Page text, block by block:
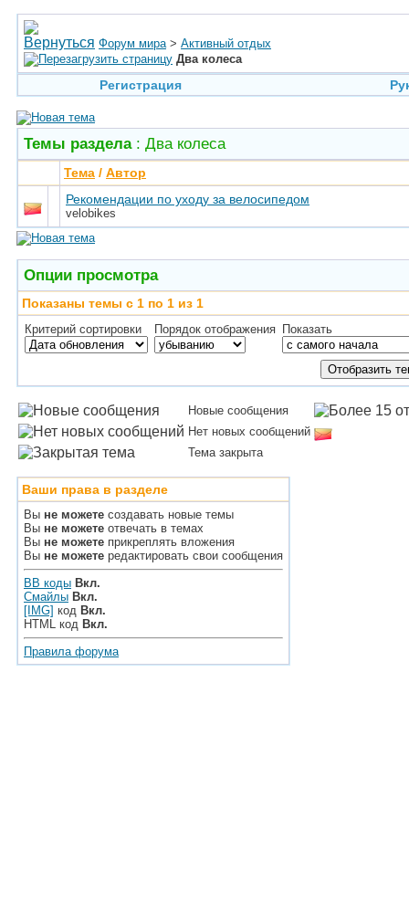
Форум мира > Активный отдых
Два колеса
Регистрация
Темы раздела: Два колеса
Тема / Автор
Рекомендации по уходу за велосипедом
velobikes
Опции просмотра
Показаны темы с 1 по 1 из 1
Критерий сортировки Порядок отображения Показать
Новые сообщения
Нет новых сообщений
Тема закрыта
Ваши права в разделе
Вы не можете создавать новые темы
Вы не можете отвечать в темах
Вы не можете прикреплять вложения
Вы не можете редактировать свои сообщения
BB коды Вкл.
Смайлы Вкл.
[IMG] код Вкл.
HTML код Вкл.
Правила форума